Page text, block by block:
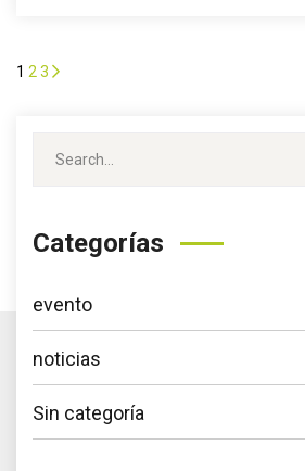
1 2 3
Categorías
evento
noticias
Sin categoría